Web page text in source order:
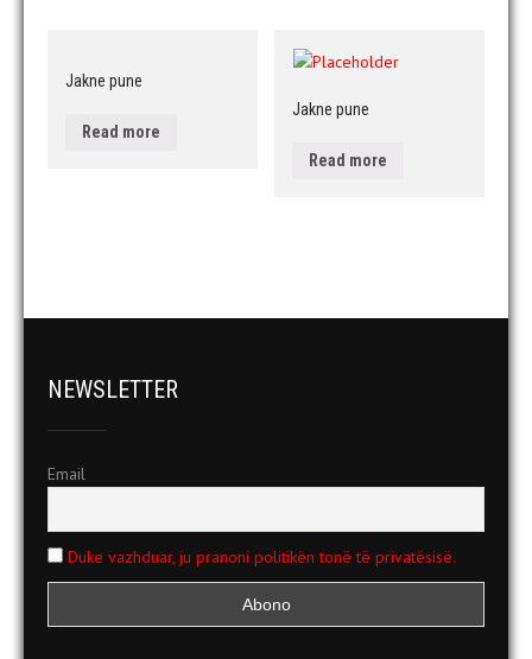
Jakne pune
Read more
Jakne pune
Read more
NEWSLETTER
Email
Duke vazhduar, ju pranoni politikën tonë të privatësisë.